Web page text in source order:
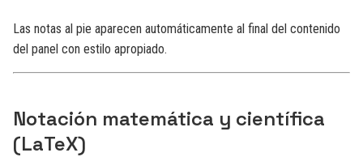
Las notas al pie aparecen automáticamente al final del contenido
del panel con estilo apropiado.
Notación matemática y científica
(LaTeX)